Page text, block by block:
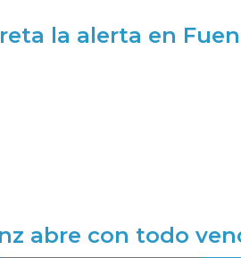
la alerta en
abre con todo